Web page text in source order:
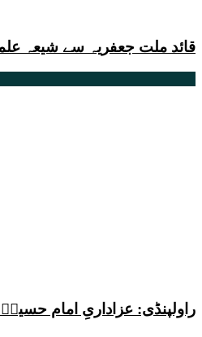
قائد ملت جعفریہ سے شیعہ
راولپنڈی: عزاداریِ امام